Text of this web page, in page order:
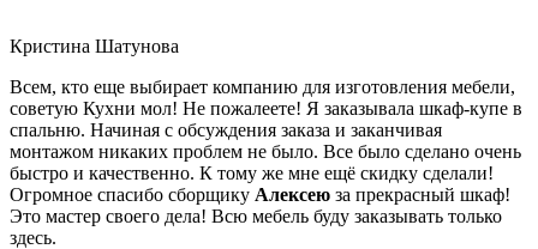
Кристина Шатунова
Всем, кто еще выбирает компанию для изготовления мебели,
советую Кухни мол! Не пожалеете! Я заказывала шкаф-купе в
спальню. Начиная с обсуждения заказа и заканчивая
монтажом никаких проблем не было. Все было сделано очень
быстро и качественно. К тому же мне ещё скидку сделали!
Огромное спасибо сборщику Алексею за прекрасный шкаф!
Это мастер своего дела! Всю мебель буду заказывать только
здесь.